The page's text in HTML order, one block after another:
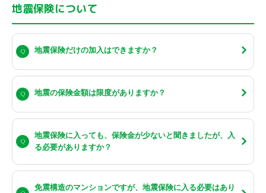
地震保険について
地震保険だけの加入はできますか？
地震の保険金額は限度がありますか？
地震保険に入っても、保険金が少ないと聞きましたが、入
る必要がありますか？
免震構造のマンションですが、地震保険に入る必要はあり